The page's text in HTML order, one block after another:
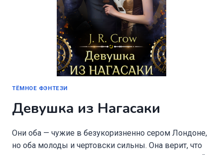
ТЁМНОЕ ФЭНТЕЗИ
Девушка из Нагасаки
Они оба — чужие в безукоризненно сером Лондоне,
но оба молоды и чертовски сильны. Она верит, что